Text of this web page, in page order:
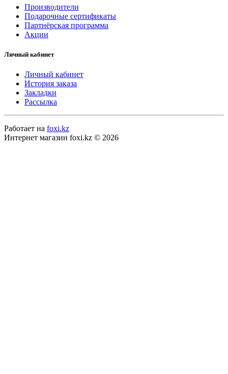
Производители
Подарочные сертификаты
Партнёрская программа
Акции
Личный кабинет
Личный кабинет
История заказа
Закладки
Рассылка
Работает на foxi.kz
Интернет магазин foxi.kz © 2026